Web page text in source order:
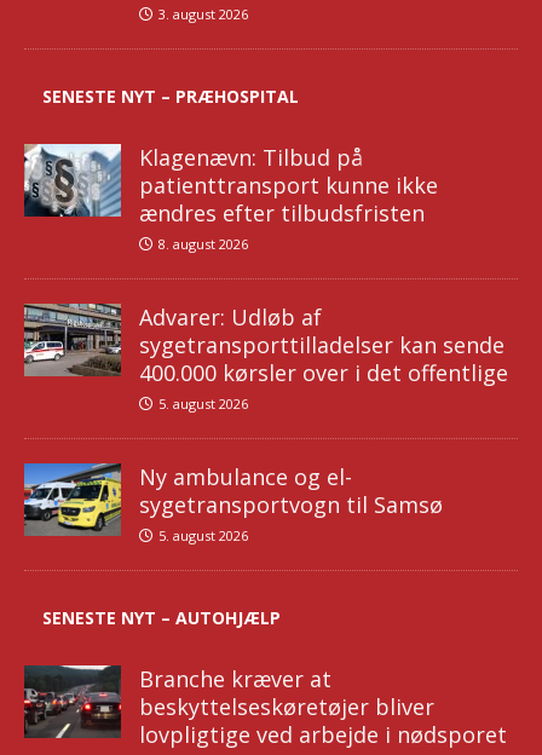
3. august 2026
SENESTE NYT – PRÆHOSPITAL
Klagenævn: Tilbud på
patienttransport kunne ikke
ændres efter tilbudsfristen
8. august 2026
Advarer: Udløb af
sygetransporttilladelser kan sende
400.000 kørsler over i det offentlige
5. august 2026
Ny ambulance og el-
sygetransportvogn til Samsø
5. august 2026
SENESTE NYT – AUTOHJÆLP
Branche kræver at
beskyttelseskøretøjer bliver
lovpligtige ved arbejde i nødsporet